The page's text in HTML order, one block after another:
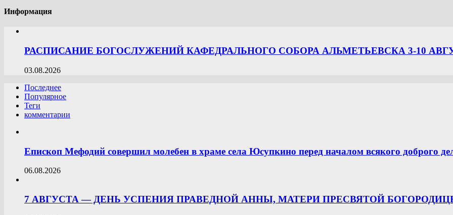
Информация
РАСПИСАНИЕ БОГОСЛУЖЕНИЙ КАФЕДРАЛЬНОГО СОБОРА АЛЬМЕТЬЕВСКА 3-10
03.08.2026
Последнее
Популярное
Теги
комментарии
Епископ Мефодий совершил молебен в храме села Юсупкино перед началом всякого доброго
06.08.2026
7 АВГУСТА — ДЕНЬ УСПЕНИЯ ПРАВЕДНОЙ АННЫ, МАТЕРИ ПРЕСВЯТОЙ